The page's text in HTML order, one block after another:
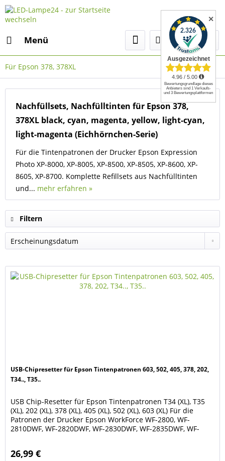
Menü
Für Epson 378, 378XL
Nachfüllsets, Nachfülltinten für Epson 378,
378XL black, cyan, magenta, yellow, light-cyan,
light-magenta (Eichhörnchen-Serie)
Für die Tintenpatronen der Drucker Epson Expression
Photo XP-8000, XP-8005, XP-8500, XP-8505, XP-8600, XP-
8605, XP-8700. Komplette Refillsets aus Nachfülltinten
und... mehr erfahren »
Filtern
USB-Chipresetter für Epson Tintenpatronen 603, 502, 405, 378, 202,
T34.., T35..
USB Chip-Resetter für Epson Tintenpatronen T34 (XL), T35
(XL), 202 (XL), 378 (XL), 405 (XL), 502 (XL), 603 (XL) Für die
Patronen der Drucker Epson WorkForce WF-2800, WF-
2810DWF, WF-2820DWF, WF-2830DWF, WF-2835DWF, WF-
7840DTWF, WF-7835DTWF, WF-7830DTWF Epson WorkForce
26,99 €
✕